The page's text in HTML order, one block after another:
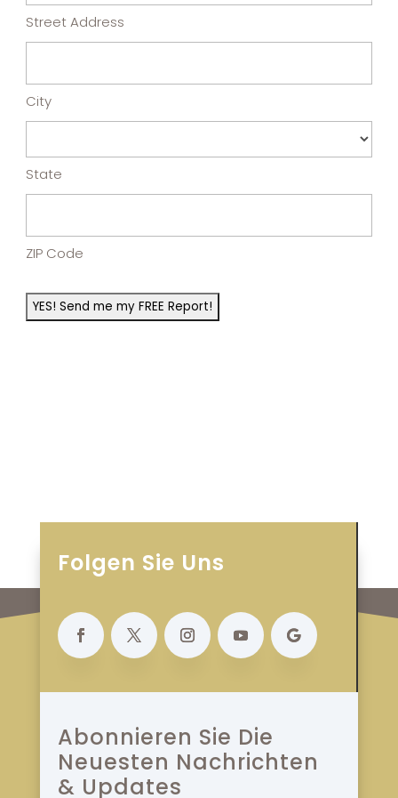
Street Address
City
State
ZIP Code
Folgen Sie Uns
Abonnieren Sie Die
Neuesten Nachrichten
& Updates